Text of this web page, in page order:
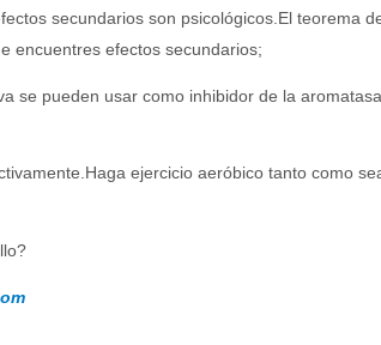
secundarios son psicológicos.El teorema
encuentres efectos secundarios;
se pueden usar como inhibidor de la
ejercicio aeróbico tanto como